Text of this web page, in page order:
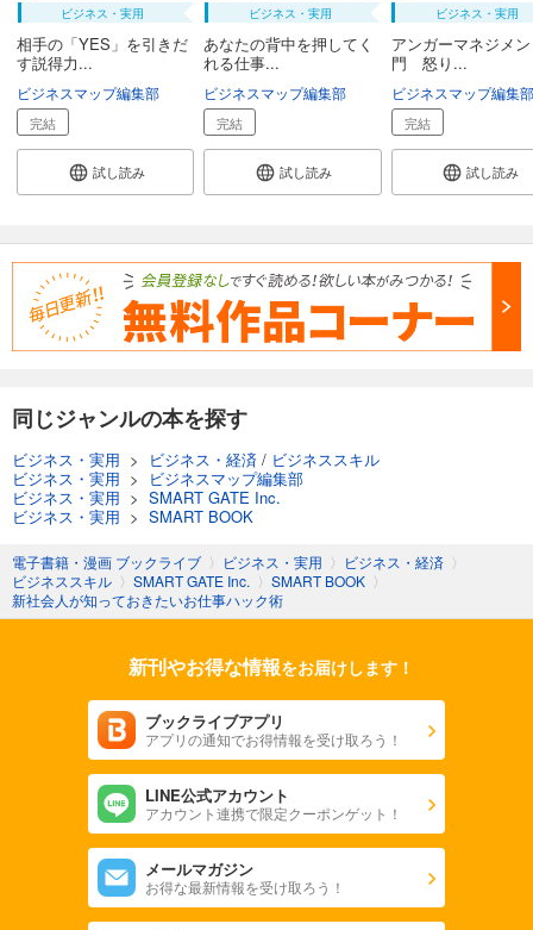
ビジネス・実用
相手の「YES」を引きだ
す説得力...
ビジネスマップ編集部
完結
試し読み
ビジネス・実用
あなたの背中を押してく
れる仕事...
ビジネスマップ編集部
完結
試し読み
ビジネス・実用
アンガーマネジメ
門 怒り...
ビジネスマップ編集部
完結
試し読み
同じジャンルの本を探す
ビジネス・実用 > ビジネス・経済 / ビジネススキル
ビジネス・実用 >
ビジネスマップ編集部
ビジネス・実用 > SMART GATE Inc.
ビジネス・実用 > SMART BOOK
電子書籍・漫画 ブックライブ 〉 ビジネス・実用 〉 ビジネス・経済 〉
ビジネススキル 〉 SMART GATE Inc. 〉 SMART BOOK 〉
新社会人が知っておきたいお仕事ハック術
新刊やお得な情報をお届けします！
ブックライブアプリ
アプリの通知でお得情報を受け取ろう！
LINE公式アカウント
アカウント連携で限定クーポンゲット！
メールマガジン
お得な最新情報を受け取ろう！